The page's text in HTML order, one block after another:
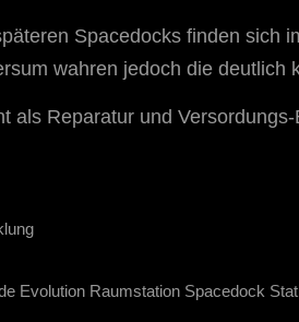
Spacedocks finden sich
wahren jedoch die
als Reparatur und
Evolution Raumstation Spacedock